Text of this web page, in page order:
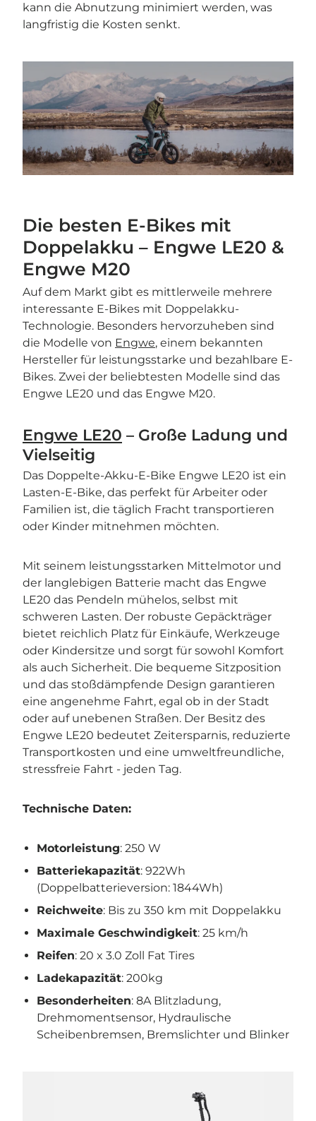
kann die Abnutzung minimiert werden, was
langfristig die Kosten senkt.
Die besten E-Bikes mit
Doppelakku – Engwe LE20 &
Engwe M20
Auf dem Markt gibt es mittlerweile mehrere
interessante E-Bikes mit Doppelakku-
Technologie. Besonders hervorzuheben sind
die Modelle von Engwe, einem bekannten
Hersteller für leistungsstarke und bezahlbare E-
Bikes. Zwei der beliebtesten Modelle sind das
Engwe LE20 und das Engwe M20.
Engwe LE20 – Große Ladung und
Vielseitig
Das Doppelte-Akku-E-Bike Engwe LE20 ist ein
Lasten-E-Bike, das perfekt für Arbeiter oder
Familien ist, die täglich Fracht transportieren
oder Kinder mitnehmen möchten.
Mit seinem leistungsstarken Mittelmotor und
der langlebigen Batterie macht das Engwe
LE20 das Pendeln mühelos, selbst mit
schweren Lasten. Der robuste Gepäckträger
bietet reichlich Platz für Einkäufe, Werkzeuge
oder Kindersitze und sorgt für sowohl Komfort
als auch Sicherheit. Die bequeme Sitzposition
und das stoßdämpfende Design garantieren
eine angenehme Fahrt, egal ob in der Stadt
oder auf unebenen Straßen. Der Besitz des
Engwe LE20 bedeutet Zeitersparnis, reduzierte
Transportkosten und eine umweltfreundliche,
stressfreie Fahrt - jeden Tag.
Technische Daten:
Motorleistung: 250 W
Batteriekapazität: 922Wh
(Doppelbatterieversion: 1844Wh)
Reichweite: Bis zu 350 km mit Doppelakku
Maximale Geschwindigkeit: 25 km/h
Reifen: 20 x 3.0 Zoll Fat Tires
Ladekapazität: 200kg
Besonderheiten: 8A Blitzladung,
Drehmomentsensor, Hydraulische
Scheibenbremsen, Bremslichter und Blinker